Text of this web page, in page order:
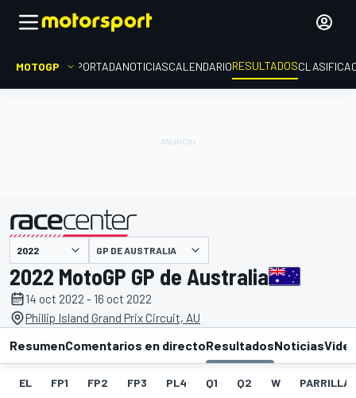
MOTOGP PORTADANOTICIASCALENDARIORESULTADOS
presentado por GP DE AUSTRALIA
2022 MotoGP GP de Australia
14 oct 2022 - 16 oct 2022
Phillip Island Grand Prix Circuit, AU
ResumenComentarios en directoResultadosNoticias
EL FP1 FP2 FP3 PL4 Q1 Q2 W PARRILLA